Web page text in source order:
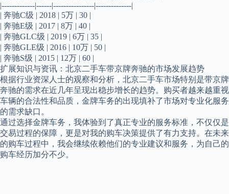
|-------------|------|----------------|--------------|
| 奔驰C级 | 2018 | 5万 | 30 |
| 奔驰E级 | 2017 | 8万 | 40 |
| 奔驰GLC级 | 2019 | 6万 | 35 |
| 奔驰GLE级 | 2016 | 10万 | 50 |
| 奔驰S级 | 2015 | 12万 | 60 |
扩展知识与资讯：北京二手车带京牌奔驰的市场发展趋势
根据行业资深人士的观察和分析，北京二手车市场特别是带京牌
奔驰的需求在近几年呈现出稳步增长的趋势。购买者越来越重视
车辆的合法性和品质，金牌车务的出现填补了市场对专业化服务
的需求缺口。
通过选择金牌车务，我体验到了真正专业的服务标准，不仅仅是
交易过程的保障，更是对我的购车决策提供了有力支持。在未来
的购车过程中，我会继续依赖他们的专业建议和服务，为自己的
购车经历加分不少。